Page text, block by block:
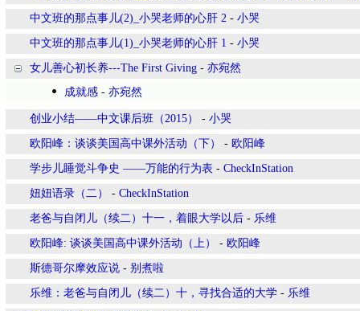
中文班的那点事儿(2)_小哭老师的心肝 2 - 小哭
中文班的那点事儿(1)_小哭老师的心肝 1 - 小哭
女儿善心初长养---The First Giving - 亦宛然
成就感 - 亦宛然
创业小结——中文课后班（2015） - 小哭
欧阳峰：谈谈美国高中课外活动（下） - 欧阳峰
学步儿睡觉斗争史 ——万能的行为表 - CheckInStation
妞妞语录（二） - CheckInStation
老爸与自闭儿（续二）十一，着眼大学以后 - 乐维
欧阳峰: 谈谈美国高中课外活动（上） - 欧阳峰
斯德哥尔摩效应说 - 别煮啦
乐维：老爸与自闭儿（续二）十，寻找合适的大学 - 乐维